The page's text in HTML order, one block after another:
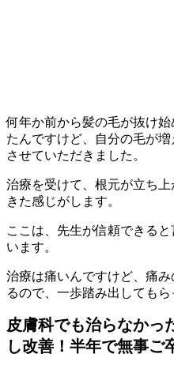
何年か前から髪の毛が抜け
たんですけど、自分の毛が
させていただきました。
治療を受けて、根元が立ち
きた感じがします。
ここは、先生が信頼できる
います。
治療は痛いんですけど、痛
るので、一歩踏み出してもら
皮膚科でも治らなかっ
し改善！半年で無事ご